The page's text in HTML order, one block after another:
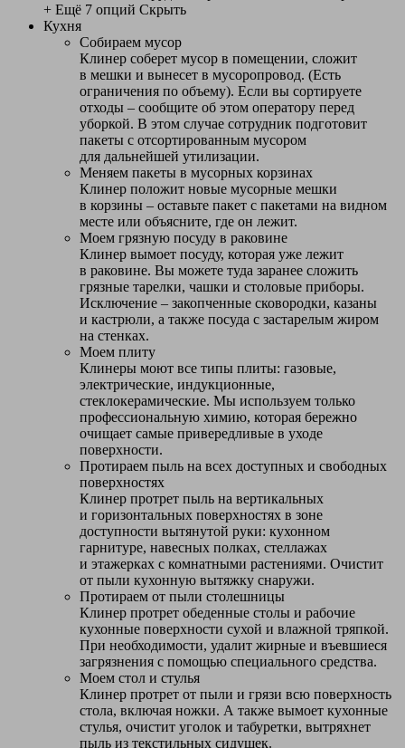
+ Ещё 7 опций Скрыть
Кухня
Собираем мусор
Клинер соберет мусор в помещении, сложит
в мешки и вынесет в мусоропровод. (Есть
ограничения по объему). Если вы сортируете
отходы – сообщите об этом оператору перед
уборкой. В этом случае сотрудник подготовит
пакеты с отсортированным мусором
для дальнейшей утилизации.
Меняем пакеты в мусорных корзинах
Клинер положит новые мусорные мешки
в корзины – оставьте пакет с пакетами на видном
месте или объясните, где он лежит.
Моем грязную посуду в раковине
Клинер вымоет посуду, которая уже лежит
в раковине. Вы можете туда заранее сложить
грязные тарелки, чашки и столовые приборы.
Исключение – закопченные сковородки, казаны
и кастрюли, а также посуда с застарелым жиром
на стенках.
Моем плиту
Клинеры моют все типы плиты: газовые,
электрические, индукционные,
стеклокерамические. Мы используем только
профессиональную химию, которая бережно
очищает самые привередливые в уходе
поверхности.
Протираем пыль на всех доступных и свободных
поверхностях
Клинер протрет пыль на вертикальных
и горизонтальных поверхностях в зоне
доступности вытянутой руки: кухонном
гарнитуре, навесных полках, стеллажах
и этажерках с комнатными растениями. Очистит
от пыли кухонную вытяжку снаружи.
Протираем от пыли столешницы
Клинер протрет обеденные столы и рабочие
кухонные поверхности сухой и влажной тряпкой.
При необходимости, удалит жирные и въевшиеся
загрязнения с помощью специального средства.
Моем стол и стулья
Клинер протрет от пыли и грязи всю поверхность
стола, включая ножки. А также вымоет кухонные
стулья, очистит уголок и табуретки, вытряхнет
пыль из текстильных сидушек.